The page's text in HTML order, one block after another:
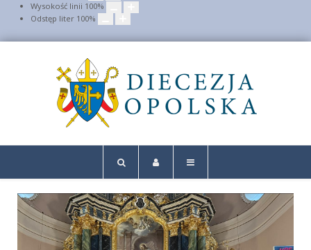
Wysokość linii 100%
Odstęp liter 100%